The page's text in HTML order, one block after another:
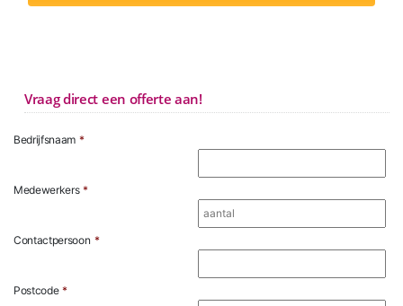
Vraag direct een offerte aan!
Bedrijfsnaam *
Medewerkers *
Contactpersoon *
Postcode *